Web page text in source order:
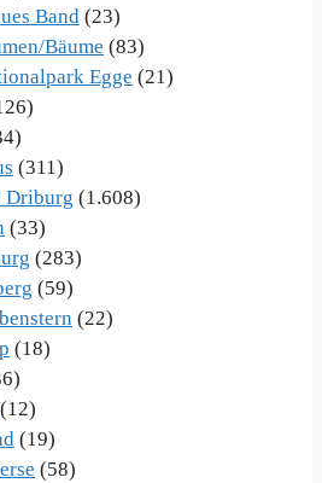
Band (23)
Bäume (83)
Egge (21)
(311)
Driburg (1.608)
(33)
(283)
(59)
(22)
(18)
(12)
(19)
(58)